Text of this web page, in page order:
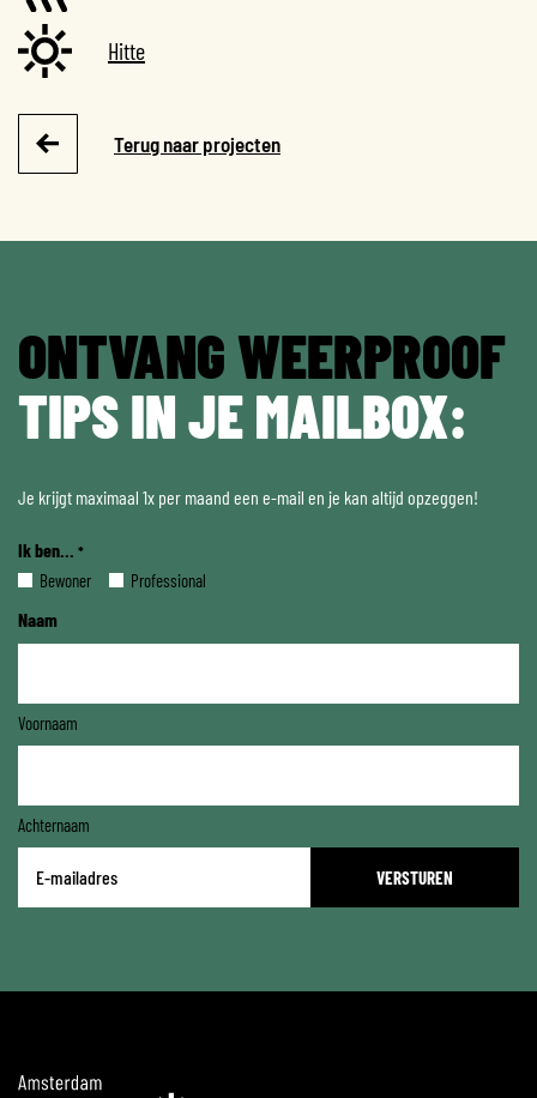
Hitte
Terug naar projecten
ONTVANG WEERPROOF
TIPS IN JE MAILBOX:
Je krijgt maximaal 1x per maand een e-mail en je kan altijd opzeggen!
Ik ben... *
Bewoner Professional
Naam
Voornaam
Achternaam
mailadres